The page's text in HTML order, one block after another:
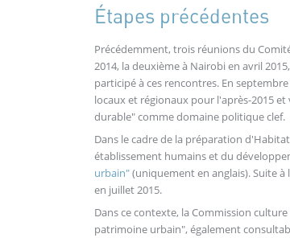
Étapes précédentes
Précédemment, trois réunions du
2014, la deuxième à Nairobi en avril
participé à ces rencontres. En septembre
locaux et régionaux pour l'après-2015
durable" comme domaine politique clef.
Dans le cadre de la préparation
établissement humains et du
urbain"(uniquement en anglais). Suite
en juillet 2015.
Dans ce contexte, la Commission
patrimoine urbain", également